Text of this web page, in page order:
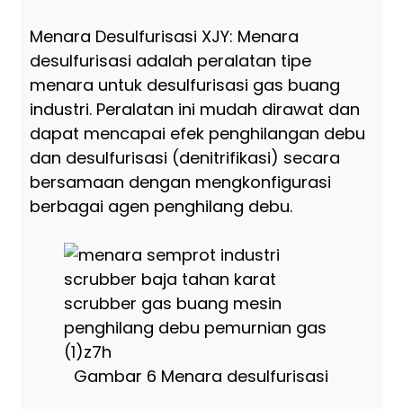
Menara Desulfurisasi XJY: Menara
desulfurisasi adalah peralatan tipe
menara untuk desulfurisasi gas buang
industri. Peralatan ini mudah dirawat dan
dapat mencapai efek penghilangan debu
dan desulfurisasi (denitrifikasi) secara
bersamaan dengan mengkonfigurasi
berbagai agen penghilang debu.
Gambar 6 Menara desulfurisasi